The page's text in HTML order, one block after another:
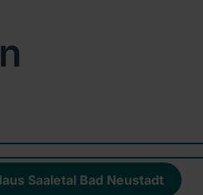
Saaletal Bad Neustadt